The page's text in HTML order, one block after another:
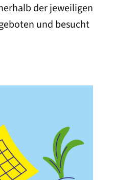
der jeweiligen
und besucht